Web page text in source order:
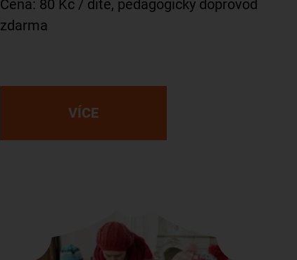
Cena: 80 Kč / dítě, pedagogický doprovod
zdarma
VÍCE